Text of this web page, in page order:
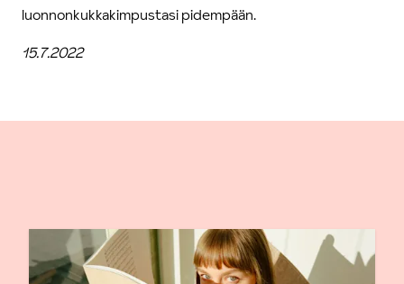
luonnonkukkakimpustasi pidempään.
15.7.2022